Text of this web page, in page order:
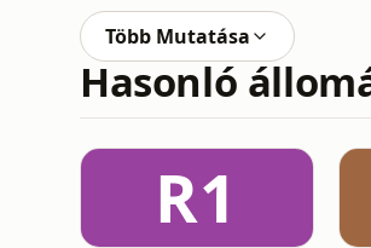
Több Mutatása
Hasonló
R1